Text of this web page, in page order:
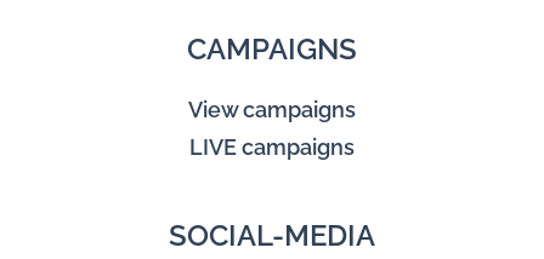
CAMPAIGNS
View campaigns
LIVE campaigns
SOCIAL-MEDIA